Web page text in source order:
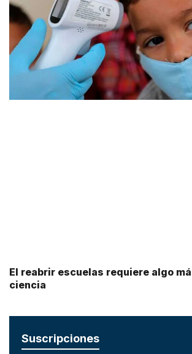
El reabrir escuelas requiere algo
ciencia
Suscripciones